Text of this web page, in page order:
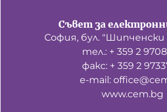
Съвет за
София, бул. "Шипченски
тел.: + 359 2
факс: + 359 2
е-mail:
www.cem.bg